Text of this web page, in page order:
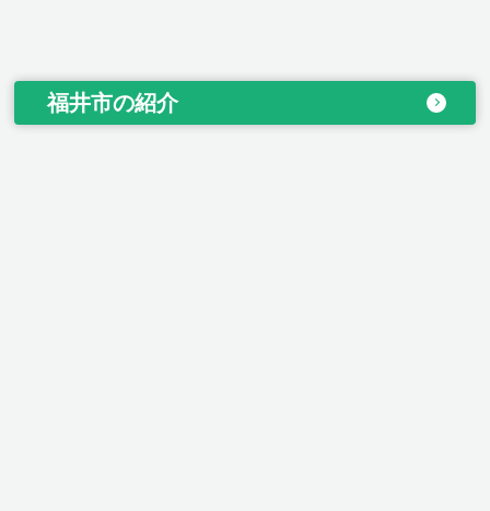
福井市の紹介